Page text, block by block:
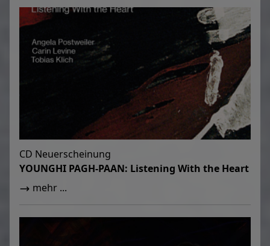
CD Neuerscheinung
YOUNGHI PAGH-PAAN: Listening With the Heart
mehr ...